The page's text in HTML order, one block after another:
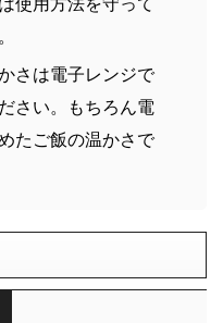
さは電子レンジで
さい。もちろん電
たご飯の温かさで